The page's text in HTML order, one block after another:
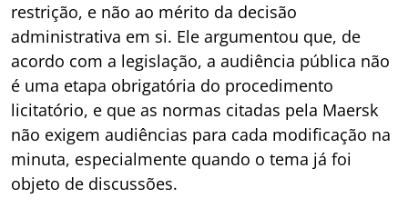
restrição, e não ao mérito da decisão
administrativa em si. Ele argumentou que, de
acordo com a legislação, a audiência pública não
é uma etapa obrigatória do procedimento
licitatório, e que as normas citadas pela Maersk
não exigem audiências para cada modificação na
minuta, especialmente quando o tema já foi
objeto de discussões.